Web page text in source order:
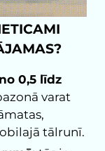
0,5 līdz
varat
tālrunī.